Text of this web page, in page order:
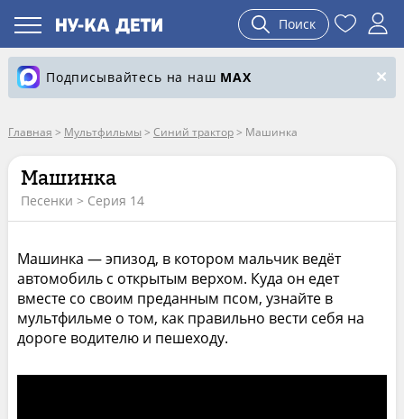
Поиск
Подписывайтесь на наш MAX
Главная > Мультфильмы > Синий трактор> Машинка
Машинка
Песенки > Серия 14
Машинка — эпизод, в котором мальчик ведёт
автомобиль с открытым верхом. Куда он едет
вместе со своим преданным псом, узнайте в
мультфильме о том, как правильно вести себя на
дороге водителю и пешеходу.